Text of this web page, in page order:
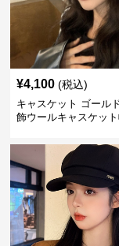
¥4,100 (税込)
キャスケット ゴール
飾ウールキャスケッ